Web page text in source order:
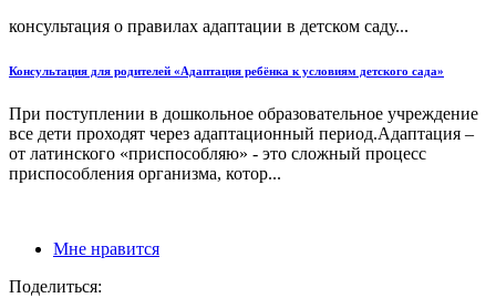
консультация о правилах адаптации в детском саду...
Консультация для родителей «Адаптация ребёнка к условиям детского сада»
При поступлении в дошкольное образовательное учреждение
все дети проходят через адаптационный период.Адаптация –
от латинского «приспособляю» - это сложный процесс
приспособления организма, котор...
Мне нравится
Поделиться: